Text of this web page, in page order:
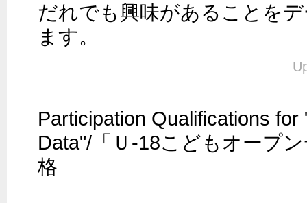
だれでも興味があることを
ます。
Participation Qualifications
Data"/「Ｕ-18こどもオープ
格